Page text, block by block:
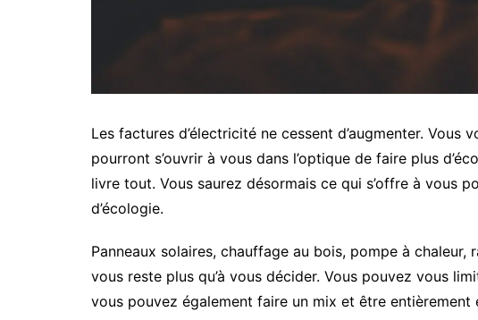
Les factures d’électricité ne cessent d’augmenter. Vous
pourront s’ouvrir à vous dans l’optique de faire plus
livre tout. Vous saurez désormais ce qui s’offre à vous
d’écologie.
Panneaux solaires, chauffage au bois, pompe à
vous reste plus qu’à vous décider. Vous pouvez vous
vous pouvez également faire un mix et être